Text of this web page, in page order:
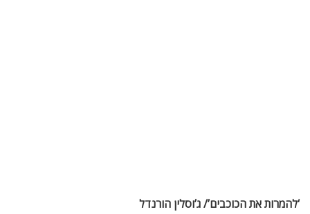
‘להמרות את הכוכבים’/ ג’וסלין הורנדל